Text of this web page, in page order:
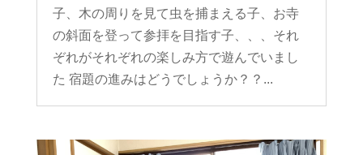
子、木の周りを見て虫を捕まえる子、お寺
の斜面を登って参拝を目指す子、、、それ
ぞれがそれぞれの楽しみ方で遊んでいまし
た 宿題の進みはどうでしょうか？？...